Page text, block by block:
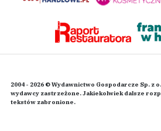
2004 - 2026 © Wydawnictwo Gospodarcze Sp. z
wydawcy zastrzeżone. Jakiekolwiek dalsze
tekstów zabronione.